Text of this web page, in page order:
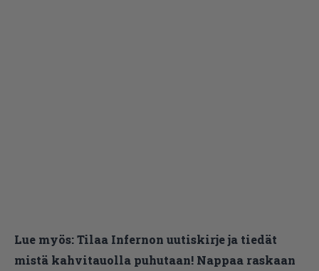
Lue myös:Tilaa Infernon uutiskirje ja tiedät
mistä kahvitauolla puhutaan! Nappaa raskaan